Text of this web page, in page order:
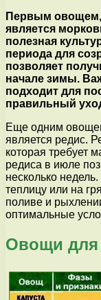
Первым овощем,
является
полезная
периода для
позволяет
начале зимы.
подходит для
правильный
Еще одним
является редис.
которая требует
редиса в июле
несколько
теплицу или на
поливе и
оптимальные
Овощи для